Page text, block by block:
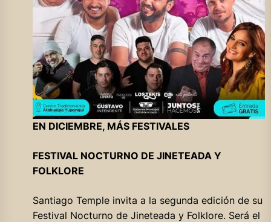
EN DICIEMBRE, MÁS FESTIVALES
FESTIVAL NOCTURNO DE JINETEADA Y
FOLKLORE
Santiago Temple invita a la segunda edición de su
Festival Nocturno de Jineteada y Folklore. Será el